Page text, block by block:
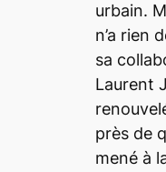
urbain.
n’a rien
sa
Laurent
près de
mené à